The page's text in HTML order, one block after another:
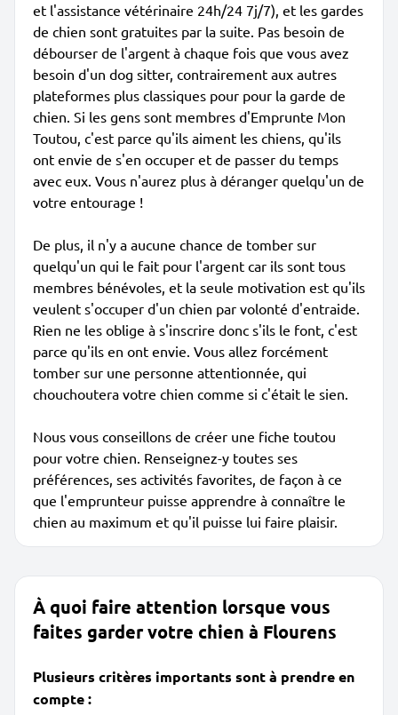
et l'assistance vétérinaire 24h/24 7j/7), et les gardes
de chien sont gratuites par la suite. Pas besoin de
débourser de l'argent à chaque fois que vous avez
besoin d'un dog sitter, contrairement aux autres
plateformes plus classiques pour pour la garde de
chien. Si les gens sont membres d'Emprunte Mon
Toutou, c'est parce qu'ils aiment les chiens, qu'ils
ont envie de s'en occuper et de passer du temps
avec eux. Vous n'aurez plus à déranger quelqu'un de
votre entourage !
De plus, il n'y a aucune chance de tomber sur
quelqu'un qui le fait pour l'argent car ils sont tous
membres bénévoles, et la seule motivation est qu'ils
veulent s'occuper d'un chien par volonté d'entraide.
Rien ne les oblige à s'inscrire donc s'ils le font, c'est
parce qu'ils en ont envie. Vous allez forcément
tomber sur une personne attentionnée, qui
chouchoutera votre chien comme si c'était le sien.
Nous vous conseillons de créer une fiche toutou
pour votre chien. Renseignez-y toutes ses
préférences, ses activités favorites, de façon à ce
que l'emprunteur puisse apprendre à connaître le
chien au maximum et qu'il puisse lui faire plaisir.
À quoi faire attention lorsque vous
faites garder votre chien à Flourens
Plusieurs critères importants sont à prendre en
compte :